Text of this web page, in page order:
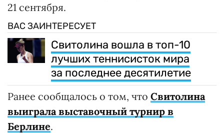
21 сентября.
ВАС ЗАИНТЕРЕСУЕТ
Свитолина вошла в топ-10
лучших теннисисток мира
за последнее десятилетие
Ранее сообщалось о том, что Свитолина
выиграла выставочный турнир в
Берлине.